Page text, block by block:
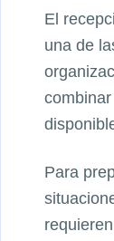
El
una de
Para